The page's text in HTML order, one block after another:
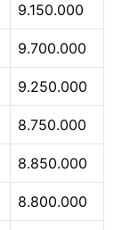
9.150.000
9.700.000
9.250.000
8.750.000
8.850.000
8.800.000